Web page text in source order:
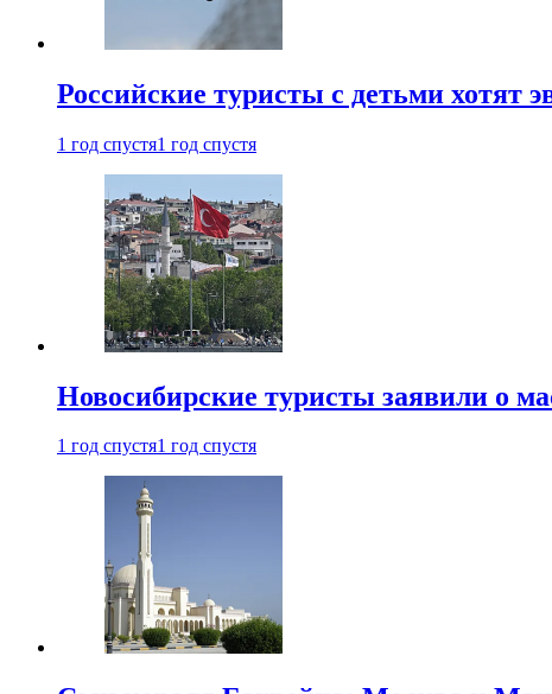
Российские туристы с детьми хотят
1 год спустя1 год спустя
Новосибирские туристы заявили о
1 год спустя1 год спустя